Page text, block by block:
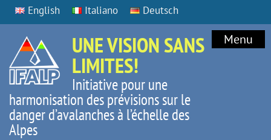
English Italiano Deutsch
UNE VISION SANS
LIMITES!
Initiative pour une
harmonisation des prévisions sur le
danger d’avalanches à l’échelle des
Alpes
Menu